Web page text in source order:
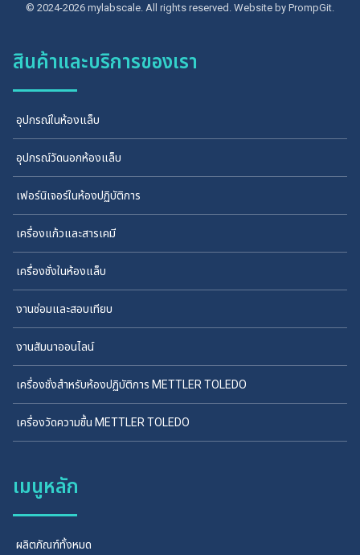
© 2024-2026 mylabscale. All rights reserved. Website by PrompGit.
สินค้าและบริการของเรา
อุปกรณ์ในห้องแล็บ
อุปกรณ์วัดนอกห้องแล็บ
เฟอร์นิเจอร์ในห้องปฏิบัติการ
เครื่องแก้วและสารเคมี
เครื่องชั่งในห้องแล็บ
งานซ่อมและสอบเทียบ
งานสัมนาออนไลน์
เครื่องชั่งสำหรับห้องปฏิบัติการ METTLER TOLEDO
เครื่องวัดความชื้น METTLER TOLEDO
เมนูหลัก
ผลิตภัณฑ์ทั้งหมด